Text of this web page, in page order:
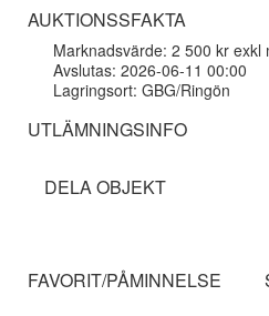
AUKTIONSSFAKTA
Marknadsvärde: 2 500 kr exkl
Avslutas: 2026-06-11 00:00
Lagringsort: GBG/Ringön
UTLÄMNINGSINFO
DELA OBJEKT
FAVORIT/PÅMINNELSE